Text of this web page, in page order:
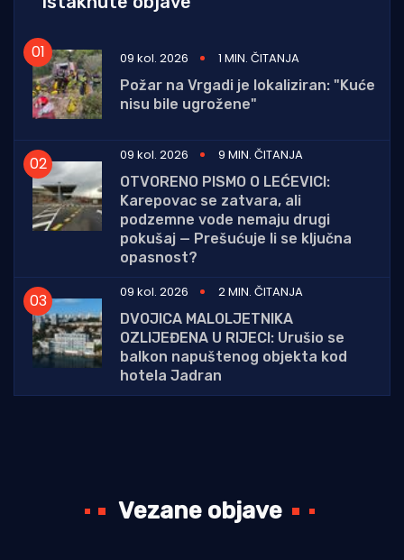
09 kol. 2026
1 MIN. ČITANJA
Požar na Vrgadi je lokaliziran: "Kuće
nisu bile ugrožene"
09 kol. 2026
9 MIN. ČITANJA
OTVORENO PISMO O LEĆEVICI:
Karepovac se zatvara, ali
podzemne vode nemaju drugi
pokušaj — Prešućuje li se ključna
opasnost?
09 kol. 2026
2 MIN. ČITANJA
DVOJICA MALOLJETNIKA
OZLIJEĐENA U RIJECI: Urušio se
balkon napuštenog objekta kod
hotela Jadran
Vezane objave